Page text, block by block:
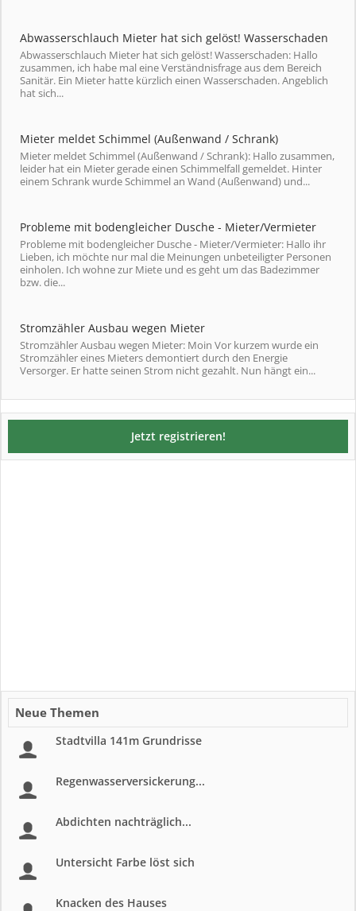
Abwasserschlauch Mieter hat sich gelöst! Wasserschaden
Abwasserschlauch Mieter hat sich gelöst! Wasserschaden: Hallo
zusammen, ich habe mal eine Verständnisfrage aus dem Bereich
Sanitär. Ein Mieter hatte kürzlich einen Wasserschaden. Angeblich
hat sich...
Mieter meldet Schimmel (Außenwand / Schrank)
Mieter meldet Schimmel (Außenwand / Schrank): Hallo zusammen,
leider hat ein Mieter gerade einen Schimmelfall gemeldet. Hinter
einem Schrank wurde Schimmel an Wand (Außenwand) und...
Probleme mit bodengleicher Dusche - Mieter/Vermieter
Probleme mit bodengleicher Dusche - Mieter/Vermieter: Hallo ihr
Lieben, ich möchte nur mal die Meinungen unbeteiligter Personen
einholen. Ich wohne zur Miete und es geht um das Badezimmer
bzw. die...
Stromzähler Ausbau wegen Mieter
Stromzähler Ausbau wegen Mieter: Moin Vor kurzem wurde ein
Stromzähler eines Mieters demontiert durch den Energie
Versorger. Er hatte seinen Strom nicht gezahlt. Nun hängt ein...
Jetzt registrieren!
Neue Themen
Stadtvilla 141m Grundrisse
Regenwasserversickerung...
Abdichten nachträglich...
Untersicht Farbe löst sich
Knacken des Hauses